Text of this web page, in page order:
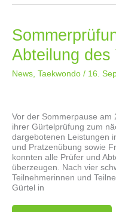
Abteilung des
News Taekwondo / 16.
Vor der Sommerpause am
ihrer Gürtelprüfung zum
dargebotenen Leistungen
und Pratzenübung sowie
konnten alle Prüfer und
überzeugen. Nach vier
Teilnehmerinnen und
Gürtel in